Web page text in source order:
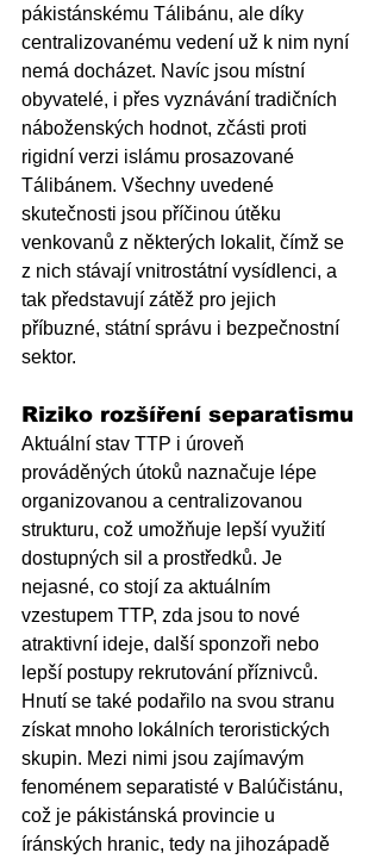
pákistánskému Tálibánu, ale díky
centralizovanému vedení už k nim nyní
nemá docházet. Navíc jsou místní
obyvatelé, i přes vyznávání tradičních
náboženských hodnot, zčásti proti
rigidní verzi islámu prosazované
Tálibánem. Všechny uvedené
skutečnosti jsou příčinou útěku
venkovanů z některých lokalit, čímž se
z nich stávají vnitrostátní vysídlenci, a
tak představují zátěž pro jejich
příbuzné, státní správu i bezpečnostní
sektor.
Riziko rozšíření separatismu
Aktuální stav TTP i úroveň
prováděných útoků naznačuje lépe
organizovanou a centralizovanou
strukturu, což umožňuje lepší využití
dostupných sil a prostředků. Je
nejasné, co stojí za aktuálním
vzestupem TTP, zda jsou to nové
atraktivní ideje, další sponzoři nebo
lepší postupy rekrutování příznivců.
Hnutí se také podařilo na svou stranu
získat mnoho lokálních teroristických
skupin. Mezi nimi jsou zajímavým
fenoménem separatisté v Balúčistánu,
což je pákistánská provincie u
íránských hranic, tedy na jihozápadě